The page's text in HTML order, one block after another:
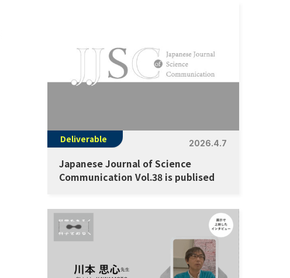
Deliverable 2026.4.7
Japanese Journal of Science
Communication Vol.38 is publised